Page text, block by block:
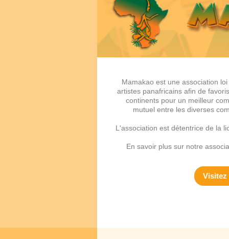
Mamakao est une association
artistes panafricains afin de
continents pour un meilleur
mutuel entre les diverses
L'association est détentrice de la
En savoir plus sur notre
Visitez